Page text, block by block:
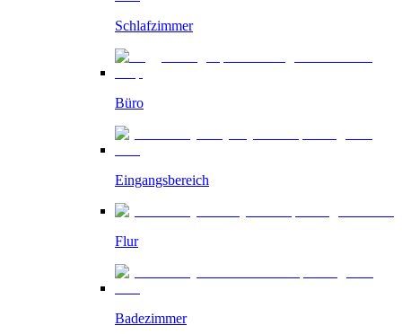
Schlafzimmer
Büro
Eingangsbereich
Flur
Badezimmer